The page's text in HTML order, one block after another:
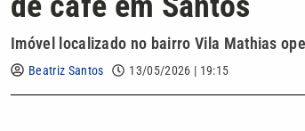
Imóvel localizado no bairro Vila Mathias
Beatriz Santos 13/05/2026 | 19:15